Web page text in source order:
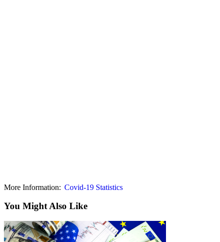
More Information: Covid-19 Statistics
You Might Also Like